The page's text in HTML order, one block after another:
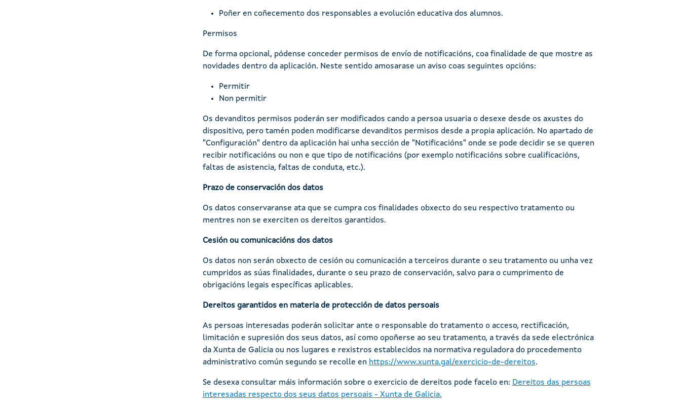
Poñer en coñecemento dos responsables a evolución educativa dos alumnos.
Permisos
De forma opcional, pódense conceder permisos de envío de notificacións, coa finalidade de que mostre as
novidades dentro da aplicación. Neste sentido amosarase un aviso coas seguintes opcións:
Permitir
Non permitir
Os devanditos permisos poderán ser modificados cando a persoa usuaria o desexe desde os axustes do
dispositivo, pero tamén poden modificarse devanditos permisos desde a propia aplicación. No apartado de
"Configuración" dentro da aplicación hai unha sección de "Notificacións" onde se pode decidir se se queren
recibir notificacións ou non e que tipo de notificacións (por exemplo notificacións sobre cualificacións,
faltas de asistencia, faltas de conduta, etc.).
Prazo de conservación dos datos
Os datos conservaranse ata que se cumpra cos finalidades obxecto do seu respectivo tratamento ou
mentres non se exerciten os dereitos garantidos.
Cesión ou comunicacións dos datos
Os datos non serán obxecto de cesión ou comunicación a terceiros durante o seu tratamento ou unha vez
cumpridos as súas finalidades, durante o seu prazo de conservación, salvo para o cumprimento de
obrigacións legais específicas aplicables.
Dereitos garantidos en materia de protección de datos persoais
As persoas interesadas poderán solicitar ante o responsable do tratamento o acceso, rectificación,
limitación e supresión dos seus datos, así como opoñerse ao seu tratamento, a través da sede electrónica
da Xunta de Galicia ou nos lugares e rexistros establecidos na normativa reguladora do procedemento
administrativo común segundo se recolle en https://www.xunta.gal/exercicio-de-dereitos.
Se desexa consultar máis información sobre o exercicio de dereitos pode facelo en: Dereitos das persoas
interesadas respecto dos seus datos persoais - Xunta de Galicia.